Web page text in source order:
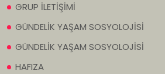
GRUP İLETİŞİMİ
GÜNDELİK YAŞAM SOSYOLOJİSİ
GÜNDELİK YAŞAM SOSYOLOJİSİ
HAFIZA